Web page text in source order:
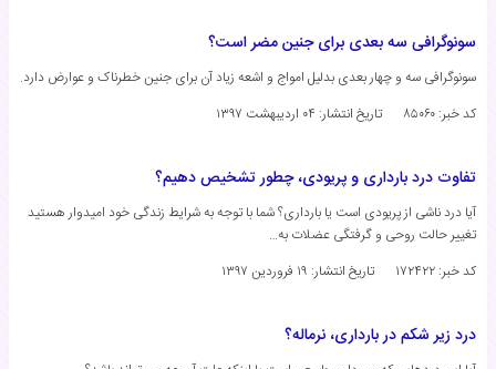
سونوگرافی سه بعدی برای جنین مضر است؟
سونوگرافی سه و چهار بعدی بدلیل امواج و اشعه زیاد آن برای جنین خطرناک و عوارض دارد.
کد خبر: ۸۵۰۶۰
تاریخ انتشار: ۰۴ اردیبهشت ۱۳۹۷
تفاوت درد بارداری و پریودی، چطور تشخیص دهیم؟
آیا درد ناشی از پریودی است یا بارداری؟ شما با توجه به شرایط زندگی خود امیدوار هستید
تغییر حالت روحی و گرفتگی عضلات به…
کد خبر: ۱۷۲۴۲۲
تاریخ انتشار: ۱۹ فروردین ۱۳۹۷
درد زیر شکم در بارداری، نرماله؟